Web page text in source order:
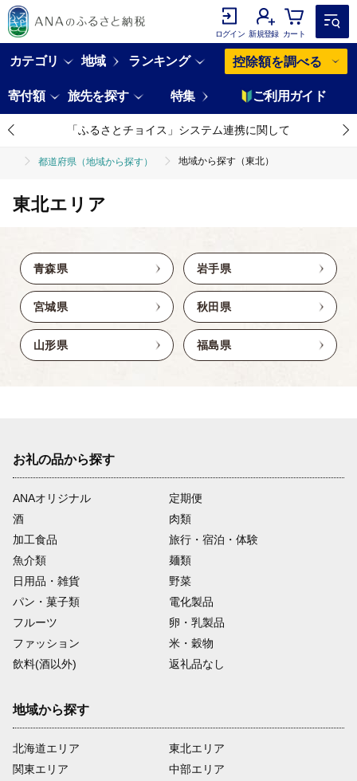
ログイン 新規登録 カート
カテゴリ 地域 ランキング 控除額を調べる
寄付額 旅先を探す 特集 ご利用ガイド
「ふるさとチョイス」システム連携に関して
都道府県（地域から探す） 地域から探す（東北）
東北エリア
青森県 岩手県
宮城県 秋田県
山形県 福島県
お礼の品から探す
ANAオリジナル
定期便
酒
肉類
加工食品
旅行・宿泊・体験
魚介類
麺類
日用品・雑貨
野菜
パン・菓子類
電化製品
フルーツ
卵・乳製品
ファッション
米・穀物
飲料(酒以外)
返礼品なし
地域から探す
北海道エリア
関東エリア
東北エリア
中部エリア